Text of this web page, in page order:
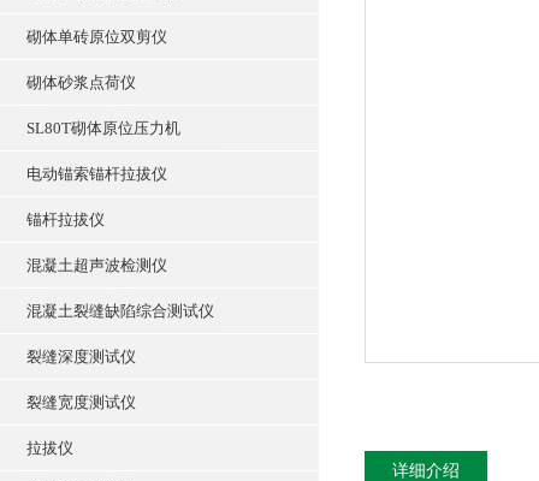
砌体单砖原位双剪仪
砌体砂浆点荷仪
SL80T砌体原位压力机
电动锚索锚杆拉拔仪
锚杆拉拔仪
混凝土超声波检测仪
混凝土裂缝缺陷综合测试仪
裂缝深度测试仪
裂缝宽度测试仪
拉拔仪
详细介绍